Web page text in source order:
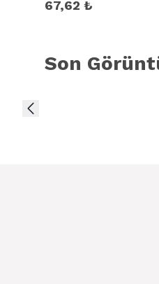
67,62 ₺
Son